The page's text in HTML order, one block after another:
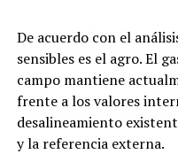
De acuerdo con el
sensibles es el agro. El
campo mantiene
frente a los valores
desalineamiento
y la referencia externa.